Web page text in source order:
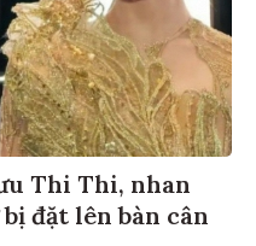
Thi Thi, nhan
đặt lên bàn cân